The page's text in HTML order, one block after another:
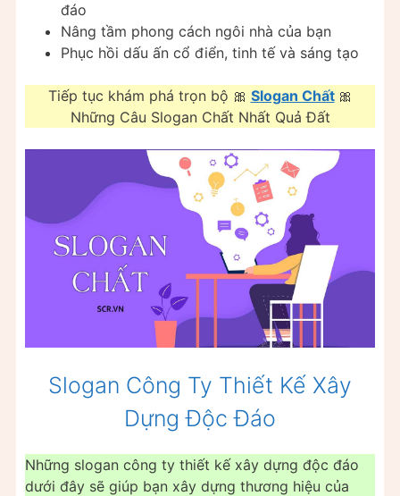
đáo
Nâng tầm phong cách ngôi nhà của bạn
Phục hồi dấu ấn cổ điển, tinh tế và sáng tạo
Tiếp tục khám phá trọn bộ 🎀 Slogan Chất 🎀
Những Câu Slogan Chất Nhất Quả Đất
Slogan Công Ty Thiết Kế Xây
Dựng Độc Đáo
Những slogan công ty thiết kế xây dựng độc đáo
dưới đây sẽ giúp bạn xây dựng thương hiệu của